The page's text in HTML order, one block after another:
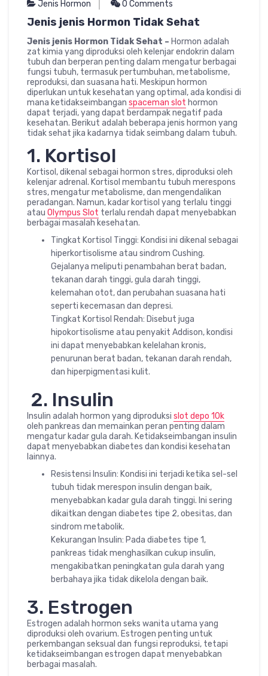
Jenis Hormon 0 Comments
Jenis jenis Hormon Tidak Sehat
Jenis jenis Hormon Tidak Sehat – Hormon adalah
zat kimia yang diproduksi oleh kelenjar endokrin dalam
tubuh dan berperan penting dalam mengatur berbagai
fungsi tubuh, termasuk pertumbuhan, metabolisme,
reproduksi, dan suasana hati. Meskipun hormon
diperlukan untuk kesehatan yang optimal, ada kondisi di
mana ketidakseimbangan spaceman slot hormon
dapat terjadi, yang dapat berdampak negatif pada
kesehatan. Berikut adalah beberapa jenis hormon yang
tidak sehat jika kadarnya tidak seimbang dalam tubuh.
1. Kortisol
Kortisol, dikenal sebagai hormon stres, diproduksi oleh
kelenjar adrenal. Kortisol membantu tubuh merespons
stres, mengatur metabolisme, dan mengendalikan
peradangan. Namun, kadar kortisol yang terlalu tinggi
atau Olympus Slot terlalu rendah dapat menyebabkan
berbagai masalah kesehatan.
Tingkat Kortisol Tinggi: Kondisi ini dikenal sebagai
hiperkortisolisme atau sindrom Cushing.
Gejalanya meliputi penambahan berat badan,
tekanan darah tinggi, gula darah tinggi,
kelemahan otot, dan perubahan suasana hati
seperti kecemasan dan depresi.
Tingkat Kortisol Rendah: Disebut juga
hipokortisolisme atau penyakit Addison, kondisi
ini dapat menyebabkan kelelahan kronis,
penurunan berat badan, tekanan darah rendah,
dan hiperpigmentasi kulit.
2. Insulin
Insulin adalah hormon yang diproduksi slot depo 10k
oleh pankreas dan memainkan peran penting dalam
mengatur kadar gula darah. Ketidakseimbangan insulin
dapat menyebabkan diabetes dan kondisi kesehatan
lainnya.
Resistensi Insulin: Kondisi ini terjadi ketika sel-sel
tubuh tidak merespon insulin dengan baik,
menyebabkan kadar gula darah tinggi. Ini sering
dikaitkan dengan diabetes tipe 2, obesitas, dan
sindrom metabolik.
Kekurangan Insulin: Pada diabetes tipe 1,
pankreas tidak menghasilkan cukup insulin,
mengakibatkan peningkatan gula darah yang
berbahaya jika tidak dikelola dengan baik.
3. Estrogen
Estrogen adalah hormon seks wanita utama yang
diproduksi oleh ovarium. Estrogen penting untuk
perkembangan seksual dan fungsi reproduksi, tetapi
ketidakseimbangan estrogen dapat menyebabkan
berbagai masalah.